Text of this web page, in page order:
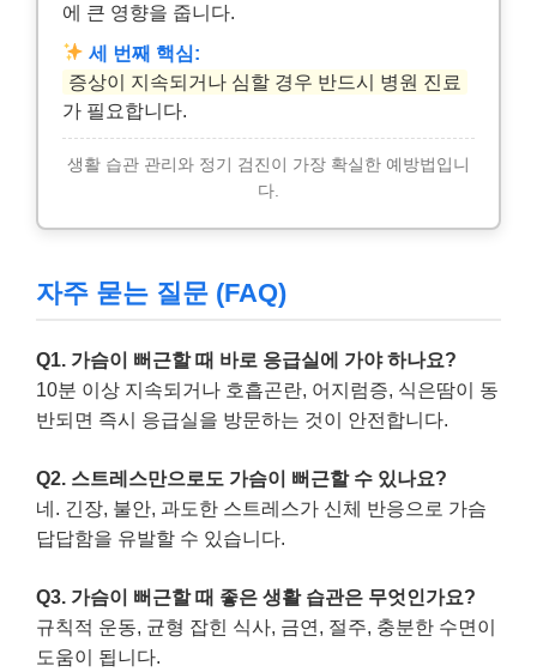
에 큰 영향을 줍니다.
세 번째 핵심:
증상이 지속되거나 심할 경우 반드시 병원 진료
가 필요합니다.
생활 습관 관리와 정기 검진이 가장 확실한 예방법입니
다.
자주 묻는 질문 (FAQ)
Q1. 가슴이 뻐근할 때 바로 응급실에 가야 하나요?
10분 이상 지속되거나 호흡곤란, 어지럼증, 식은땀이 동
반되면 즉시 응급실을 방문하는 것이 안전합니다.
Q2. 스트레스만으로도 가슴이 뻐근할 수 있나요?
네. 긴장, 불안, 과도한 스트레스가 신체 반응으로 가슴
답답함을 유발할 수 있습니다.
Q3. 가슴이 뻐근할 때 좋은 생활 습관은 무엇인가요?
규칙적 운동, 균형 잡힌 식사, 금연, 절주, 충분한 수면이
도움이 됩니다.